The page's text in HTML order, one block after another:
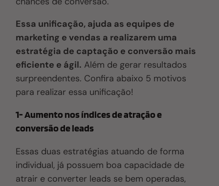
Essa unificação, ajuda as equipes de
marketing e vendas a realizarem uma
estratégia de captação e conversão mais
eficiente e ágil. Além de gerar resultados
surpreendentes. Confira abaixo 5 motivos
para realizar essa unificação!
1- Aumento nos índices de atração e
conversão de leads
Essas duas estratégias atuando de forma
individual, já possuem boa capacidade de
atrair e converter leads se bem operadas,